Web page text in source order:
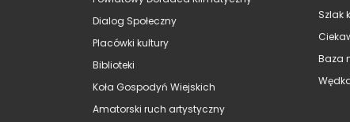
Dialog Społeczny
Placówki kultury
Biblioteki
Koła Gospodyń Wiejskich
Amatorski ruch artystyczny
Szlak
Baza